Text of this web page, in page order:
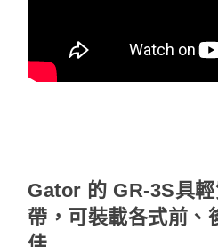
Gator 的 GR-3S具
帶，可裝載各式前、